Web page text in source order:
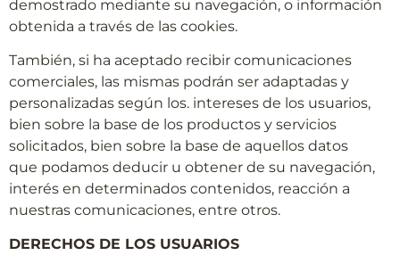
demostrado mediante su navegación, o información
obtenida a través de las cookies.
También, si ha aceptado recibir comunicaciones
comerciales, las mismas podrán ser adaptadas y
personalizadas según los. intereses de los usuarios,
bien sobre la base de los productos y servicios
solicitados, bien sobre la base de aquellos datos
que podamos deducir u obtener de su navegación,
interés en determinados contenidos, reacción a
nuestras comunicaciones, entre otros.
DERECHOS DE LOS USUARIOS